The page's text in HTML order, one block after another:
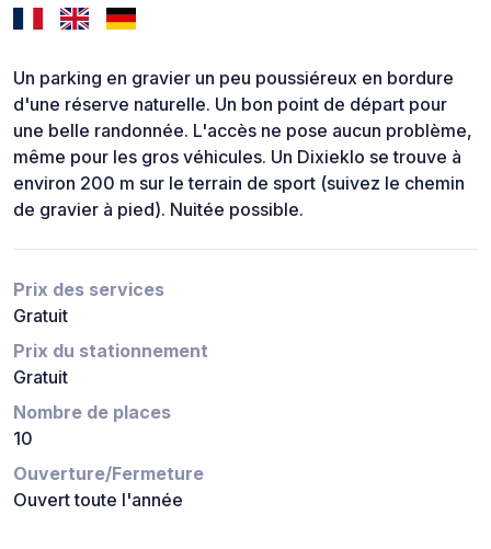
Un parking en gravier un peu poussiéreux en bordure
d'une réserve naturelle. Un bon point de départ pour
une belle randonnée. L'accès ne pose aucun problème,
même pour les gros véhicules. Un Dixieklo se trouve à
environ 200 m sur le terrain de sport (suivez le chemin
de gravier à pied). Nuitée possible.
Prix des services
Gratuit
Prix du stationnement
Gratuit
Nombre de places
10
Ouverture/Fermeture
Ouvert toute l'année